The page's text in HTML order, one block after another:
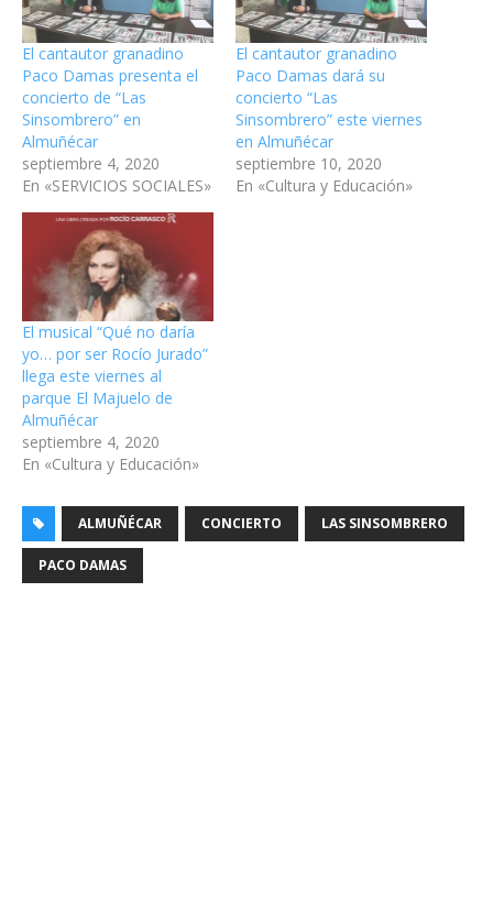
El cantautor granadino
Paco Damas presenta el
concierto de “Las
Sinsombrero” en
Almuñécar
septiembre 4, 2020
En «SERVICIOS SOCIALES»
El cantautor granadino
Paco Damas dará su
concierto “Las
Sinsombrero” este viernes
en Almuñécar
septiembre 10, 2020
En «Cultura y Educación»
El musical “Qué no daría
yo… por ser Rocío Jurado”
llega este viernes al
parque El Majuelo de
Almuñécar
septiembre 4, 2020
En «Cultura y Educación»
ALMUÑÉCAR CONCIERTO LAS SINSOMBRERO
PACO DAMAS